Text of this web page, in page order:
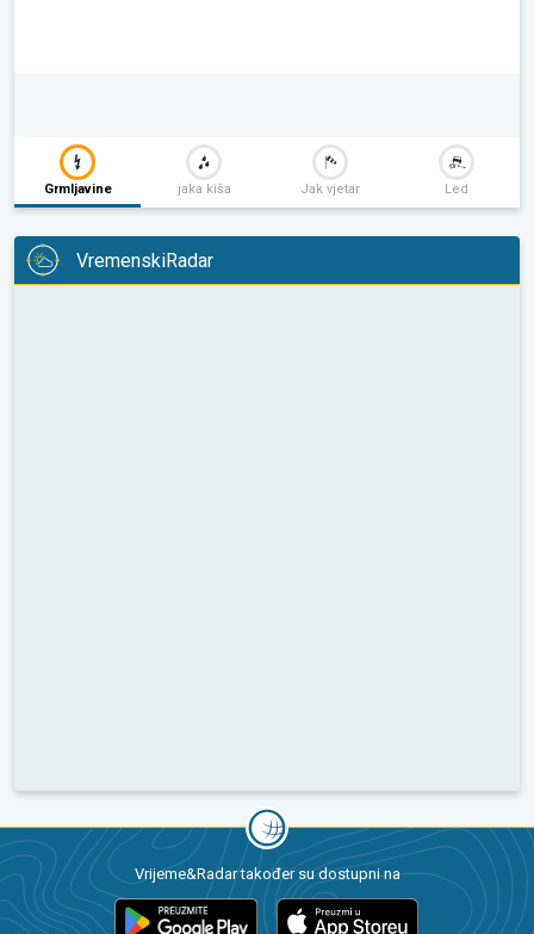
Grmljavine jaka kiša Jak vjetar Led
VremenskiRadar
Vrijeme&Radar također su dostupni na